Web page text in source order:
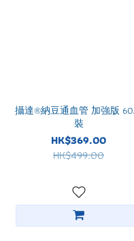
攝達®納豆通血管 加強版
裝
HK$369.00
HK$499.00